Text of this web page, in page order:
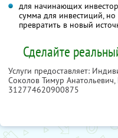
для начинающих
сумма для инвестиций, но
превратить в новый
Сделайте
Услуги предоставляет:
Соколов Тимур Анатольевич,
312774620900875